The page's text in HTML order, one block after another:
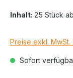
Inhalt: 25 Stück ab
Preise exkl.
Sofort